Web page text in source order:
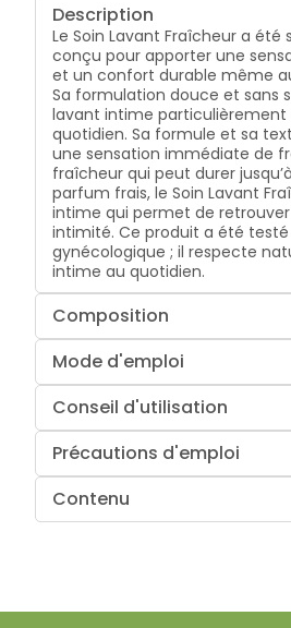
Description
Le Soin Lavant Fraîcheur a
conçu pour apporter une
et un confort durable même
Sa formulation douce et sans
lavant intime particulièrement
quotidien. Sa formule et sa
une sensation immédiate de
fraîcheur qui peut durer
parfum frais, le Soin Lavant
intime qui permet de
intimité. Ce produit a été
gynécologique ; il respecte
intime au quotidien.
Composition
Mode d'emploi
Conseil d'utilisation
Précautions d'emploi
Contenu